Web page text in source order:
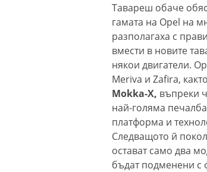
Тавареш обаче
гамата на Opel на
разполагаха с
вмести в новите
някои двигатели.
Meriva и Zafira,
Mokka-X, въпреки
най-голяма
платформа и
Следващото й
остават само два
бъдат подменени с